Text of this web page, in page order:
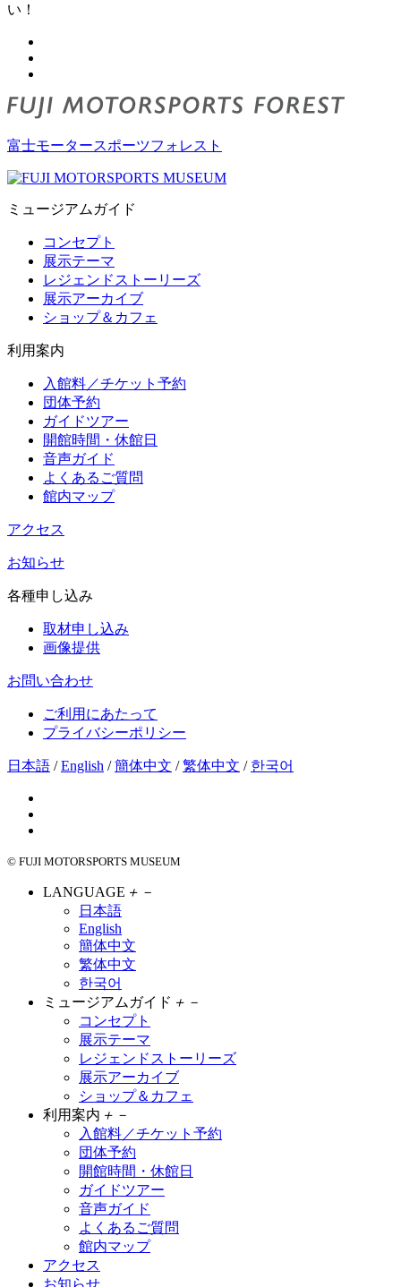
い！
富士モータースポーツフォレスト
ミュージアムガイド
コンセプト
展示テーマ
レジェンドストーリーズ
展示アーカイブ
ショップ＆カフェ
利用案内
入館料／チケット予約
団体予約
ガイドツアー
開館時間・休館日
音声ガイド
よくあるご質問
館内マップ
アクセス
お知らせ
各種申し込み
取材申し込み
画像提供
お問い合わせ
ご利用にあたって
プライバシーポリシー
日本語 /English /簡体中文 /繁体中文 / 한국어
© FUJI MOTORSPORTS MUSEUM
LANGUAGE ＋ －
日本語
English
簡体中文
繁体中文
한국어
ミュージアムガイド ＋ －
コンセプト
展示テーマ
レジェンドストーリーズ
展示アーカイブ
ショップ＆カフェ
利用案内 ＋ －
入館料／チケット予約
団体予約
開館時間・休館日
ガイドツアー
音声ガイド
よくあるご質問
館内マップ
アクセス